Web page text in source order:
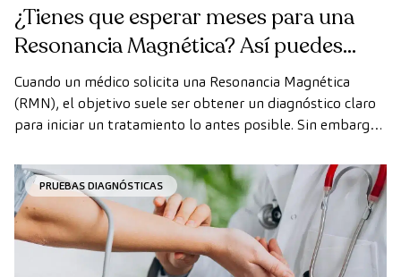
¿Tienes que esperar meses para una
Resonancia Magnética? Así puedes
realizarte la prueba de forma rápida
como paciente privado
Cuando un médico solicita una Resonancia Magnética
(RMN), el objetivo suele ser obtener un diagnóstico claro
para iniciar un tratamiento lo antes posible. Sin embargo,
pueden demorarse más de lo deseado.
PRUEBAS DIAGNÓSTICAS